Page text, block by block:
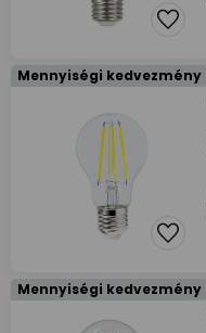
Mennyiségi kedvezmény
Mennyiségi kedvezmény